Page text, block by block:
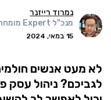
נמרוד רייזנר
מנכ"ל Expert מומחה לעסקים קטנים
15 במאי, 2024
לא מעט אנשים
לגביכם? ניהול עסק